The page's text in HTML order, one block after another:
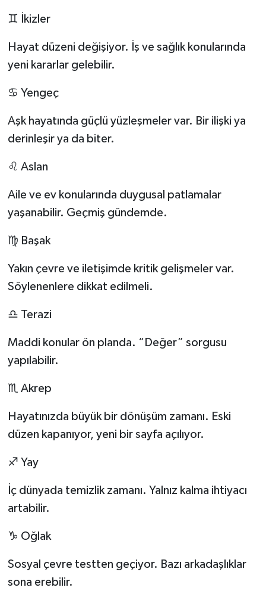
♊ İkizler
Hayat düzeni değişiyor. İş ve sağlık konularında
yeni kararlar gelebilir.
♋ Yengeç
Aşk hayatında güçlü yüzleşmeler var. Bir ilişki ya
derinleşir ya da biter.
♌ Aslan
Aile ve ev konularında duygusal patlamalar
yaşanabilir. Geçmiş gündemde.
♍ Başak
Yakın çevre ve iletişimde kritik gelişmeler var.
Söylenenlere dikkat edilmeli.
♎ Terazi
Maddi konular ön planda. “Değer” sorgusu
yapılabilir.
♏ Akrep
Hayatınızda büyük bir dönüşüm zamanı. Eski
düzen kapanıyor, yeni bir sayfa açılıyor.
♐ Yay
İç dünyada temizlik zamanı. Yalnız kalma ihtiyacı
artabilir.
♑ Oğlak
Sosyal çevre testten geçiyor. Bazı arkadaşlıklar
sona erebilir.